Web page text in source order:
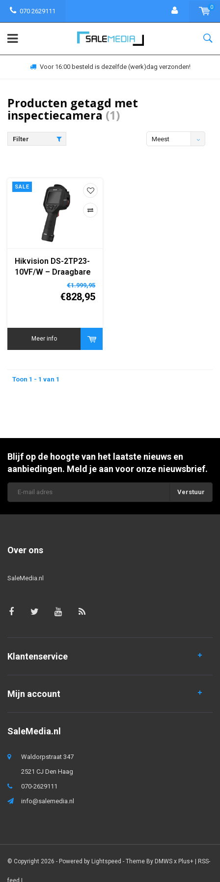
070 2629111
0
Voor 16:00 besteld is dezelfde (werk)dag verzonden!
Producten getagd met
inspectiecamera(1)
Filter
Meest
SALE
Hikvision DS-2TP23-
10VF/W – Draagbare
Thermografische
Warmtebeeldcamera
– 160×120 Resolutie
– Ingebouwde
Batterij
€1.999,95
€828,95
Meer info
Toon 1 - 1 van 1
Blijf op de hoogte van het laatste nieuws en
aanbiedingen. Meld je aan voor onze nieuwsbrief.
Verstuur
Over ons
SaleMedia.nl
Klantenservice
Mijn account
SaleMedia.nl
Waldorpstraat 347
2521 CJ Den Haag
070-2629111
info@salemedia.nl
© Copyright 2026 - Powered by Lightspeed - Theme By DMWS x Plus+ | RSS-
feed |